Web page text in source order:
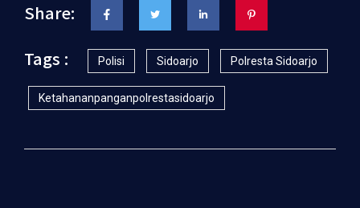
Share:
Tags :
Polisi Sidoarjo Polresta Sidoarjo
Ketahananpanganpolrestasidoarjo